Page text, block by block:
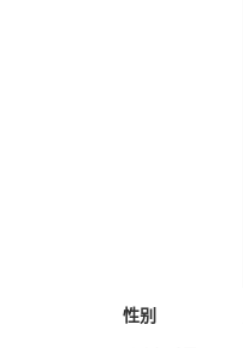
性别